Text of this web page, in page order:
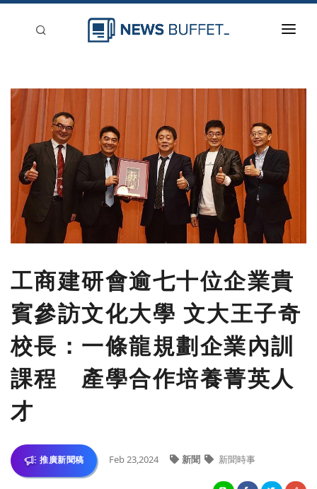
新聞稿分類
登入
刊登
工商建研會逾七十位企業貴
賓參訪文化大學 文大王子奇
校長：一條龍規劃企業內訓
課程 產學合作培養菁英人
才
推廣新聞稿 Feb 23,2024 新聞 新聞時事